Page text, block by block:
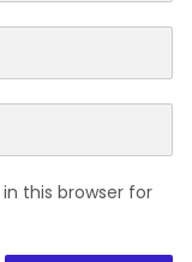
this browser for